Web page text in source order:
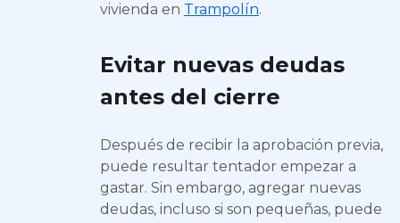
vivienda en Trampolín.
Evitar nuevas deudas
antes del cierre
Después de recibir la aprobación previa,
puede resultar tentador empezar a
gastar. Sin embargo, agregar nuevas
deudas, incluso si son pequeñas, puede